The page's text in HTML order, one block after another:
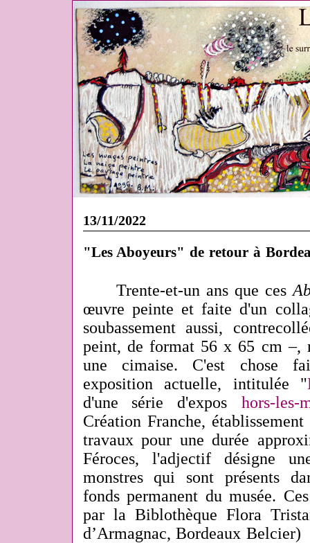
13/11/2022
"Les Aboyeurs" de retour à
Trente-et-un ans que ces
œuvre peinte et faite d'un
soubassement aussi,
peint, de format 56 x 65 cm –,
une cimaise. C'est chose
exposition actuelle, intitulée "
d'une série d'expos hors-les-
Création Franche,
travaux pour une durée
Féroces, l'adjectif désigne
monstres qui sont présents
fonds permanent du musée.
par la Biblothèque Flora
d’Armagnac, Bordeaux